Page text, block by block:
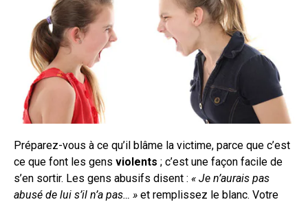
Préparez-vous à ce qu’il blâme la victime, parce que c’est
ce que font les gens violents ; c’est une façon facile de
s’en sortir. Les gens abusifs disent : « Je n’aurais pas
abusé de lui s’il n’a pas… » et remplissez le blanc. Votre